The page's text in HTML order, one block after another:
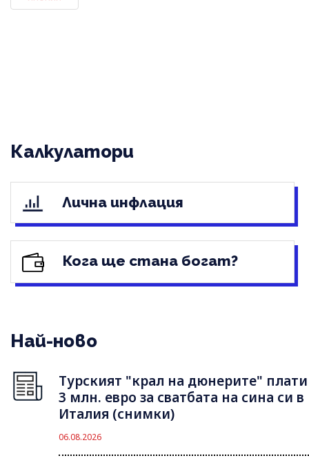
Калкулатори
Лична инфлация
Кога ще стана богат?
Най-ново
Турският "крал на дюнерите" плати
3 млн. евро за сватбата на сина си в
Италия (снимки)
06.08.2026